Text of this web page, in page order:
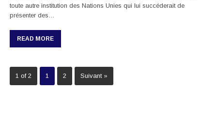
toute autre institution des Nations Unies qui lui succéderait de
présenter des…
READ MORE
1 of 2 1 2 Suivant »